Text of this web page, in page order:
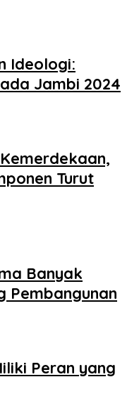
Ideologi:
Jambi 2024
Turut
Banyak
Pembangunan
Peran yang